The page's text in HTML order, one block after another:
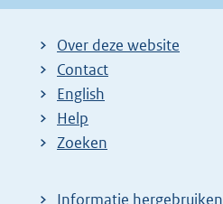
Over deze website
Contact
English
Help
Zoeken
Informatie hergebruiken